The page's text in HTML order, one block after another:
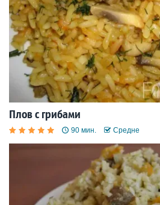
Плов с грибами
90 мин. Средне